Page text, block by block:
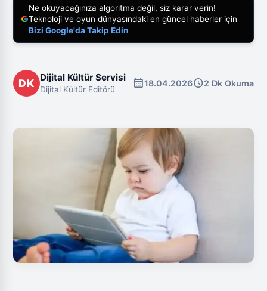
Ne okuyacağınıza algoritma değil, siz karar verin!
Teknoloji ve oyun dünyasındaki en güncel haberler için
Bizi Google'da Takip Edin
DK Dijital Kültür Servisi
Dijital Kültür Editörü calendar_month18.04.2026schedule2 Dk Okuma